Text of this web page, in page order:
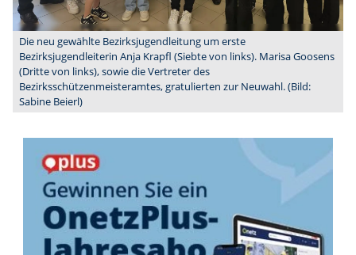
Die neu gewählte Bezirksjugendleitung um erste
Bezirksjugendleiterin Anja Krapfl (Siebte von links). Marisa Goosens
(Dritte von links), sowie die Vertreter des
Bezirksschützenmeisteramtes, gratulierten zur Neuwahl. (Bild:
Sabine Beierl)